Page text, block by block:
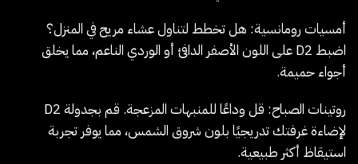
أمسيات رومانسية: هل تخطط لتناول عشاء مريح في المنزل؟
اضبط D2 على اللون الأصفر الدافئ أو الوردي الناعم، مما يخلق
أجواء حميمة.
روتينات الصباح
: قل وداعًا للمنبهات المزعجة. قم بجدولة D2
لإضاءة غرفتك تدريجيًا بلون شروق الشمس، مما يوفر تجربة
استيقاظ أكثر طبيعية.